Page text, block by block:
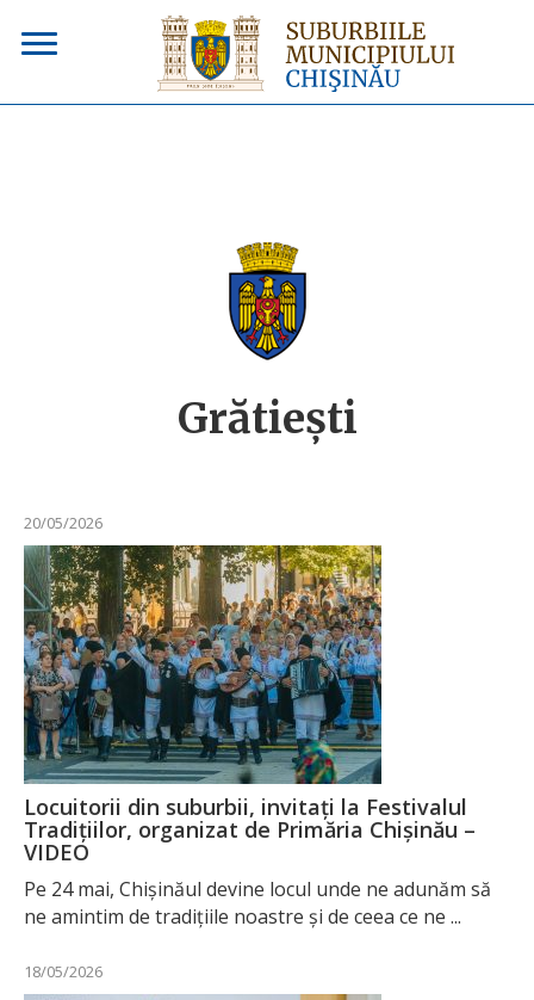
Grătieşti
20/05/2026
Locuitorii din suburbii, invitați la Festivalul
Tradițiilor, organizat de Primăria Chișinău –
VIDEO
Pe 24 mai, Chișinăul devine locul unde ne adunăm să
ne amintim de tradițiile noastre și de ceea ce ne ...
18/05/2026